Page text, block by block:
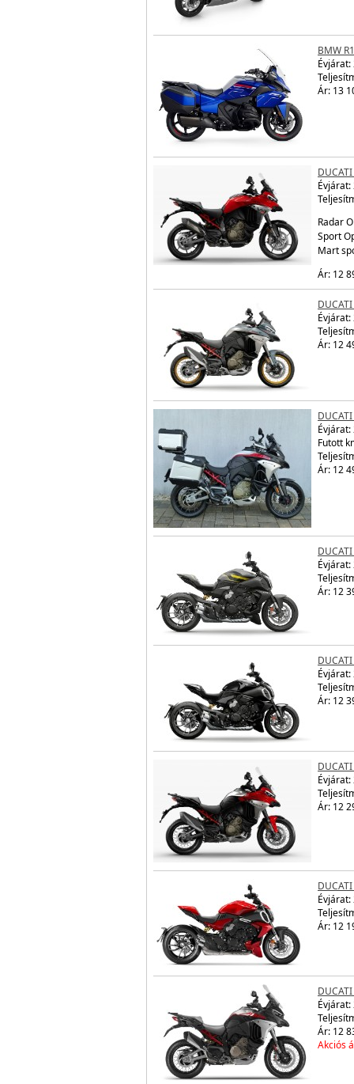
BMW
Évjárat:
Ár: 13
Évjárat:
Radar
Sport
Mart
Ár: 12
Évjárat:
Ár: 12
Évjárat:
Futott
Ár: 12
Évjárat:
Ár: 12
Évjárat:
Ár: 12
Évjárat:
Ár: 12
Évjárat:
Ár: 12
Évjárat:
Ár: 12
Akciós